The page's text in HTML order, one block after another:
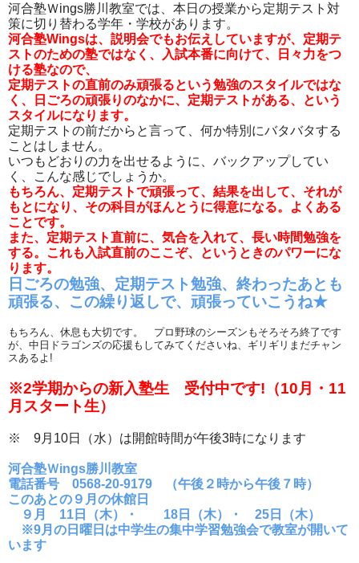
河合塾Ｗings勝川教室では、本日の授業から定期テスト対
策に切り替わる学年・学校があります。
河合塾Wingsは、説明会でもお伝えしていますが、定期テ
ストのための塾ではなく、入試本番に向けて、日々力をつ
ける塾なので、
定期テストの直前のみ頑張るという勉強のスタイルではな
く、日ごろの頑張りのなかに、定期テストがある、という
スタイルになります。
定期テストの前だからと言って、何か特別にバタバタする
ことはしません。
いつもどおりの力を出せるように、バックアップしてい
く、こんな感じでしょうか。
もちろん、定期テストで頑張って、結果を出して、それが
もとになり、その科目がほんとうに得意になる。よくある
ことです。
また、定期テスト直前に、気合を入れて、長い時間勉強を
する。これも入試直前のここぞ、というときのパワーにな
ります。
日ごろの勉強、定期テスト勉強、終わったあとも
頑張る、この繰り返しで、頑張っていこうね★
もちろん、休息も大切です。 プロ野球のシーズンもそろそろ終了です
が、中日ドラゴンズの応援もしてみてくださいね、ギリギリまだチャン
スあるよ!
※2学期からの新入塾生 受付中です!（10月・11
月スタート生）
※ 9月10日（水）は開館時間が午後3時になります
河合塾Ｗings勝川教室
電話番号 0568-20-9179 （午後２時から午後７時）
このあとの９月の休館日
９月 11日（木）・ 18日（木）・ 25日（木）
※9月の日曜日は中学生の集中学習勉強会で教室が開いて
います